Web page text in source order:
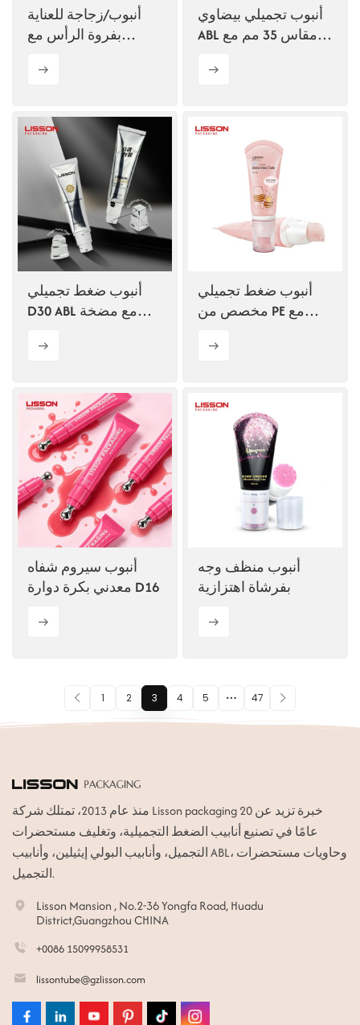
أنبوب/زجاجة للعناية
بفروة الرأس مع
أنبوب تجميلي بيضاوي
ABL مقاس 35 مم مع
أنبوب ضغط تجميلي
D30 ABL مع مضخة
أنبوب ضغط تجميلي
مخصص من PE مع
أنبوب سيروم شفاه
معدني بكرة دوارة D16
أنبوب منظف وجه
بفرشاة اهتزازية
1 2 3 4 5 47
منذ عام 2013، تمتلك شركة Lisson packaging خبرة تزيد عن 20
عامًا في تصنيع أنابيب الضغط التجميلية، وتغليف مستحضرات
التجميل، وأنابيب البولي إيثيلين، وأنابيب ABL، وحاويات مستحضرات
التجميل.
Lisson Mansion , No.2-36 Yongfa Road, Huadu
District,Guangzhou CHINA
+0086 15099958531
lissontube@gzlisson.com